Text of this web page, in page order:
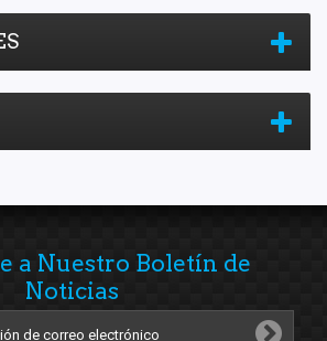
(4)
a Nuestro Boletín de
Noticias